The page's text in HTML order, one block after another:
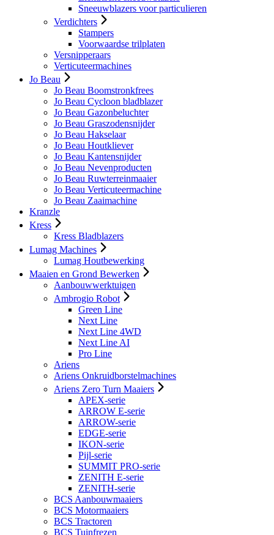
Sneeuwblazers voor particulieren
Verdichters
Stampers
Voorwaardse trilplaten
Versnipperaars
Verticuteermachines
Jo Beau
Jo Beau Boomstronkfrees
Jo Beau Cycloon bladblazer
Jo Beau Gazonbeluchter
Jo Beau Graszodensnijder
Jo Beau Hakselaar
Jo Beau Houtkliever
Jo Beau Kantensnijder
Jo Beau Nevenproducten
Jo Beau Ruwterreinmaaier
Jo Beau Verticuteermachine
Jo Beau Zaaimachine
Kranzle
Kress
Kress Bladblazers
Lumag Machines
Lumag Houtbewerking
Maaien en Grond Bewerken
Aanbouwwerktuigen
Ambrogio Robot
Green Line
Next Line
Next Line 4WD
Next Line AI
Pro Line
Ariens
Ariens Onkruidborstelmachines
Ariens Zero Turn Maaiers
APEX-serie
ARROW E-serie
ARROW-serie
EDGE-serie
IKON-serie
Pijl-serie
SUMMIT PRO-serie
ZENITH E-serie
ZENITH-serie
BCS Aanbouwmaaiers
BCS Motormaaiers
BCS Tractoren
BCS Tuinfrezen